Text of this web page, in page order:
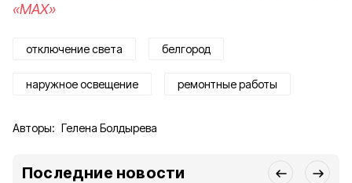
«MAX»
отключение света белгород
наружное освещение ремонтные работы
Авторы: Гелена Болдырева
Последние новости